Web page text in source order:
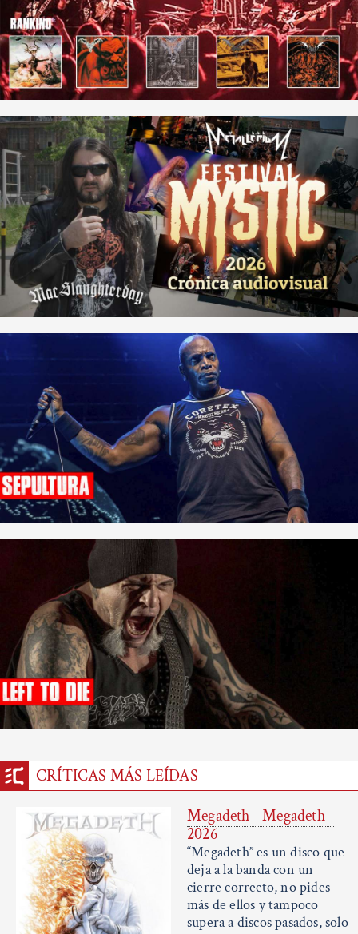
CRÍTICAS MÁS LEÍDAS
Megadeth - Megadeth -
2026
“Megadeth” es un disco que
deja a la banda con un
cierre correcto, no pides
más de ellos y tampoco
supera a discos pasados, solo